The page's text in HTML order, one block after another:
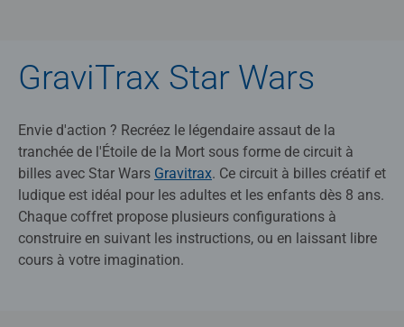
GraviTrax Star Wars
Envie d'action ? Recréez le légendaire assaut de la
tranchée de l'Étoile de la Mort sous forme de circuit à
billes avec Star Wars Gravitrax. Ce circuit à billes créatif et
ludique est idéal pour les adultes et les enfants dès 8 ans.
Chaque coffret propose plusieurs configurations à
construire en suivant les instructions, ou en laissant libre
cours à votre imagination.